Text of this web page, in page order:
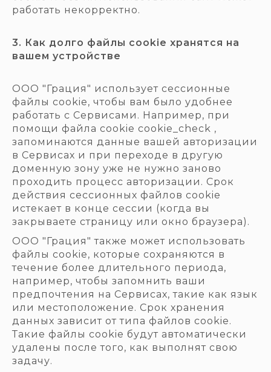
работать некорректно.
3. Как долго файлы cookie хранятся на
вашем устройстве
ООО "Грация" использует сессионные
файлы cookie, чтобы вам было удобнее
работать с Сервисами. Например, при
помощи файла cookie cookie_check ,
запоминаются данные вашей авторизации
в Сервисах и при переходе в другую
доменную зону уже не нужно заново
проходить процесс авторизации. Срок
действия сессионных файлов cookie
истекает в конце сессии (когда вы
закрываете страницу или окно браузера).
ООО "Грация" также может использовать
файлы cookie, которые сохраняются в
течение более длительного периода,
например, чтобы запомнить ваши
предпочтения на Сервисах, такие как язык
или местоположение. Срок хранения
данных зависит от типа файлов cookie.
Такие файлы cookie будут автоматически
удалены после того, как выполнят свою
задачу.